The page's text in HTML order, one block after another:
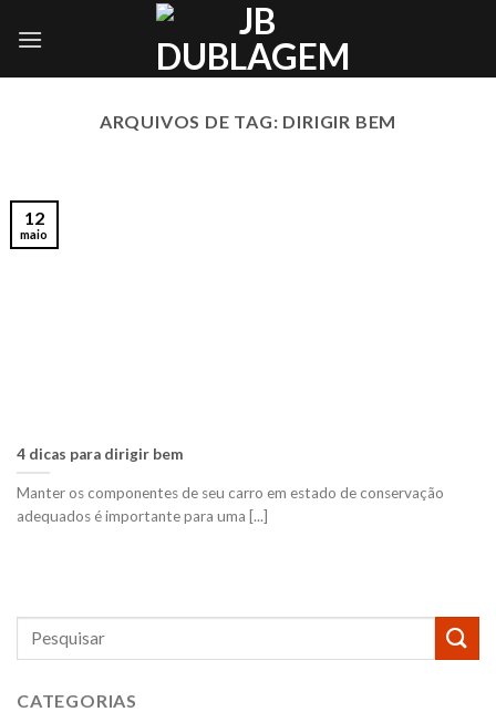
ARQUIVOS DE TAG: DIRIGIR BEM
CATEGORIAS
4 dicas para dirigir bem
Manter os componentes de seu carro em estado de conservação
adequados é importante para uma [...]
12
maio